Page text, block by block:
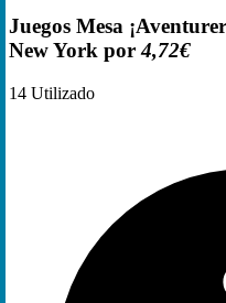
Juegos Mesa
New York por4,72€
14 Utilizado